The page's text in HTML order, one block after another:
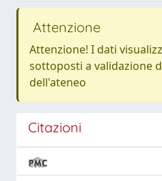
Attenzione
Attenzione! I dati
sottoposti a validazione
dell'ateneo
Citazioni